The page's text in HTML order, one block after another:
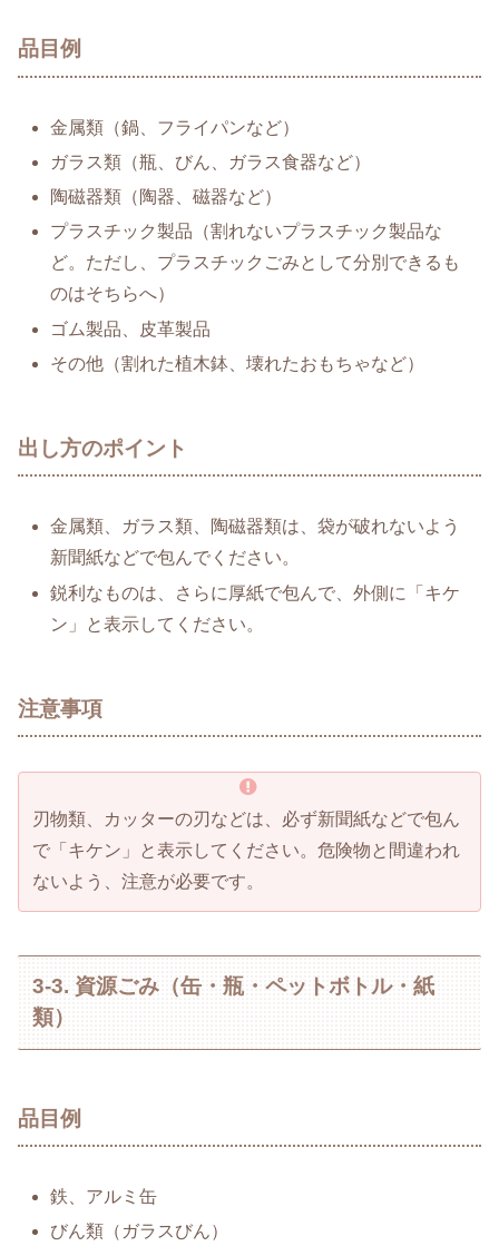
品目例
金属類（鍋、フライパンなど）
ガラス類（瓶、びん、ガラス食器など）
陶磁器類（陶器、磁器など）
プラスチック製品（割れないプラスチック製品な
ど。ただし、プラスチックごみとして分別できるも
のはそちらへ）
ゴム製品、皮革製品
その他（割れた植木鉢、壊れたおもちゃなど）
出し方のポイント
金属類、ガラス類、陶磁器類は、袋が破れないよう
新聞紙などで包んでください。
鋭利なものは、さらに厚紙で包んで、外側に「キケ
ン」と表示してください。
注意事項
刃物類、カッターの刃などは、必ず新聞紙などで包ん
で「キケン」と表示してください。危険物と間違われ
ないよう、注意が必要です。
3-3. 資源ごみ（缶・瓶・ペットボトル・紙
類）
品目例
鉄、アルミ缶
びん類（ガラスびん）